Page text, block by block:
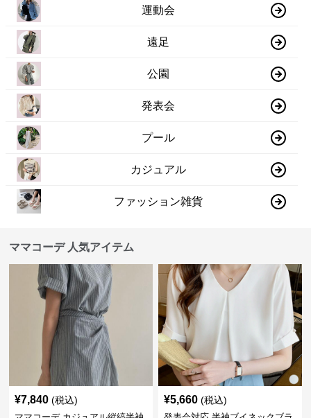
運動会
遠足
公園
発表会
プール
カジュアル
ファッション雑貨
ママコーデ 人気アイテム
¥7,840 (税込) ¥5,660 (税込)